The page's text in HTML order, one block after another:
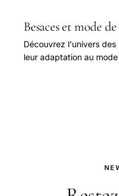
Besaces et mode
Découvrez l'univers des
leur adaptation au